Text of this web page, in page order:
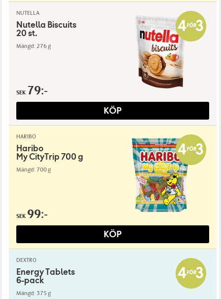
NUTELLA
Nutella Biscuits
20 st.
Mängd: 276 g
SEK 79:-
KÖP
HARIBO
Haribo
My CityTrip 700 g
Mängd: 700 g
SEK 99:-
KÖP
DEXTRO
Energy Tablets
6-pack
Mängd: 375 g